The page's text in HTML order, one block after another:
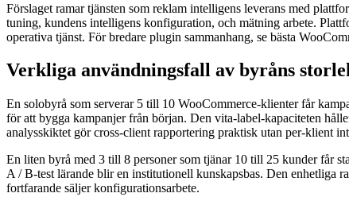
Förslaget ramar tjänsten som reklam intelligens leverans med
tuning, kundens intelligens konfiguration, och mätning arbete.
operativa tjänst. För bredare plugin sammanhang, se bästa
Verkliga användningsfall av byråns
En solobyrå som serverar 5 till 10 WooCommerce-klienter får
för att bygga kampanjer från början. Den vita-label-kapaciteten
analysskiktet gör cross-client rapportering praktisk utan per-klient
En liten byrå med 3 till 8 personer som tjänar 10 till 25 kunder får
A / B-test lärande blir en institutionell kunskapsbas. Den enhetliga
fortfarande säljer konfigurationsarbete.